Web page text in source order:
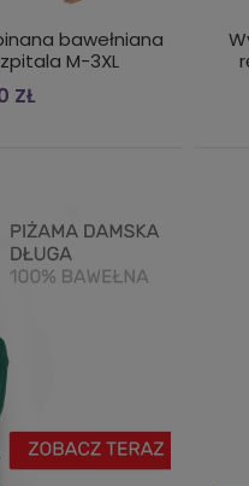
bawełniana
M-3XL
ZŁ